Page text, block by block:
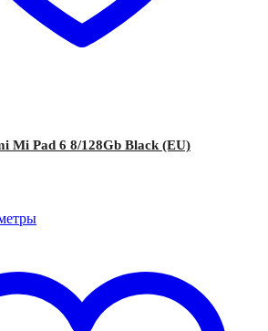
Mi Pad 6 8/128Gb Black (EU)